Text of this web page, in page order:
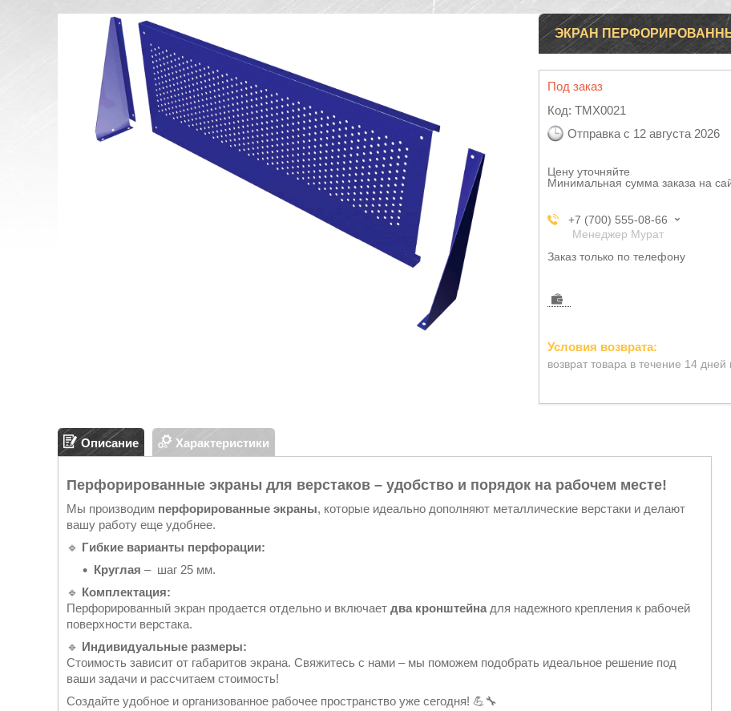
ЭКРАН
Под заказ
Код: TMX0021
Отправка с 12 августа 2026
Цену уточняйте
Минимальная сумма заказа на
+7 (700) 555-08-66
Менеджер Мурат
Заказ только по телефону
возврат товара в течение 14 дней
Описание Характеристики
Перфорированные экраны для верстаков – удобство и порядок на рабочем месте!
Мы производим перфорированные экраны, которые идеально дополняют металлические верстаки и делают
вашу работу еще удобнее.
🔹 Гибкие варианты перфорации:
Круглая – шаг 25 мм.
🔹 Комплектация:
Перфорированный экран продается отдельно и включает два кронштейна для надежного крепления к рабочей
поверхности верстака.
🔹 Индивидуальные размеры:
Стоимость зависит от габаритов экрана. Свяжитесь с нами – мы поможем подобрать идеальное решение под
ваши задачи и рассчитаем стоимость!
Создайте удобное и организованное рабочее пространство уже сегодня! 💪🔧